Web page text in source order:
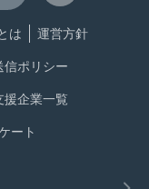
は 運営方針
信ポリシー
援企業一覧
ート